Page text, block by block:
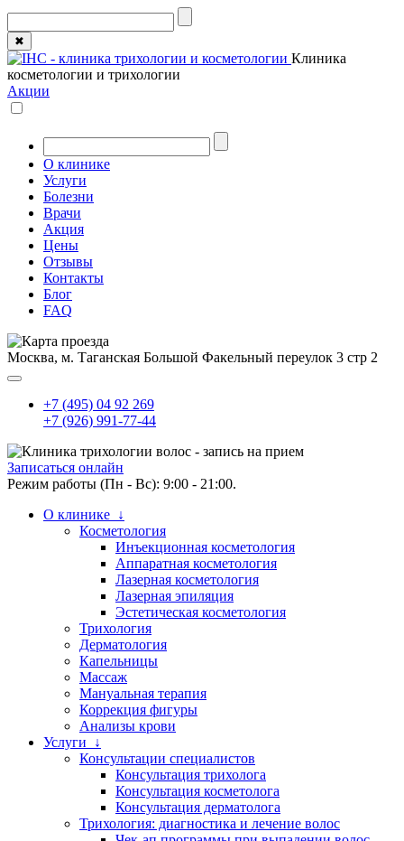
✖
Клиника
косметологии и трихологии
Акции
О клинике
Услуги
Болезни
Врачи
Акция
Цены
Отзывы
Контакты
Блог
FAQ
Москва, м. Таганская Большой Факельный переулок 3 стр 2
+7 (495) 04 92 269
+7 (926) 991-77-44
Записаться онлайн
Режим работы (Пн - Вс): 9:00 - 21:00.
О клинике ↓
Косметология
Инъекционная косметология
Аппаратная косметология
Лазерная косметология
Лазерная эпиляция
Эстетическая косметология
Трихология
Дерматология
Капельницы
Массаж
Мануальная терапия
Коррекция фигуры
Анализы крови
Услуги ↓
Консультации специалистов
Консультация трихолога
Консультация косметолога
Консультация дерматолога
Трихология: диагностика и лечение волос